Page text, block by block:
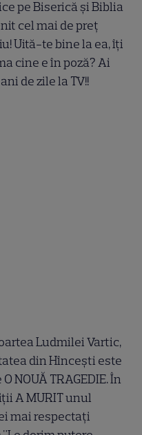
pe Biserică și Biblia
cel mai de preț
Uită-te bine la ea, îți
cine e în poză? Ai
de zile la TV!!
Ludmilei Vartic,
din Hîncești este
NOUĂ TRAGEDIE. În
A MURIT unul
mai respectați